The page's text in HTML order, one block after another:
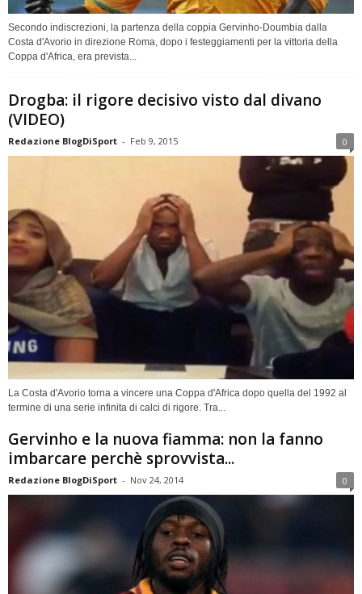
Secondo indiscrezioni, la partenza della coppia Gervinho-Doumbia dalla
Costa d'Avorio in direzione Roma, dopo i festeggiamenti per la vittoria della
Coppa d'Africa, era prevista...
Drogba: il rigore decisivo visto dal divano
(VIDEO)
Redazione BlogDiSport - Feb 9, 2015 0
La Costa d'Avorio torna a vincere una Coppa d'Africa dopo quella del 1992 al
termine di una serie infinita di calci di rigore. Tra...
Gervinho e la nuova fiamma: non la fanno
imbarcare perchè sprovvista...
Redazione BlogDiSport - Nov 24, 2014 0